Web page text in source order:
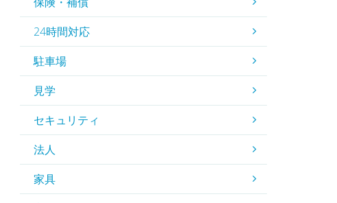
24時間対応
駐車場
見学
セキュリティ
法人
家具